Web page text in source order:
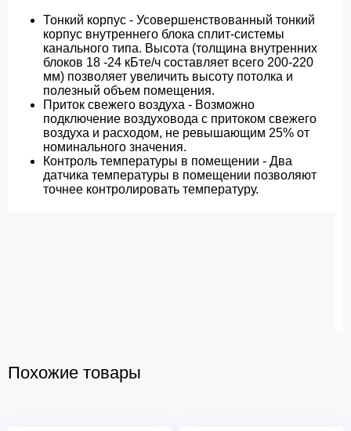
Тонкий корпус - Усовершенствованный тонкий
корпус внутреннего блока сплит-системы
канального типа. Высота (толщина внутренних
блоков 18 -24 кБте/ч составляет всего 200-220
мм) позволяет увеличить высоту потолка и
полезный объем помещения.
Приток свежего воздуха - Возможно
подключение воздуховода с притоком свежего
воздуха и расходом, не ревышающим 25% от
номинального значения.
Контроль температуры в помещении - Два
датчика температуры в помещении позволяют
точнее контролировать температуру.
Похожие товары